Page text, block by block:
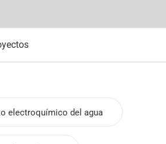
electroquímico del agua